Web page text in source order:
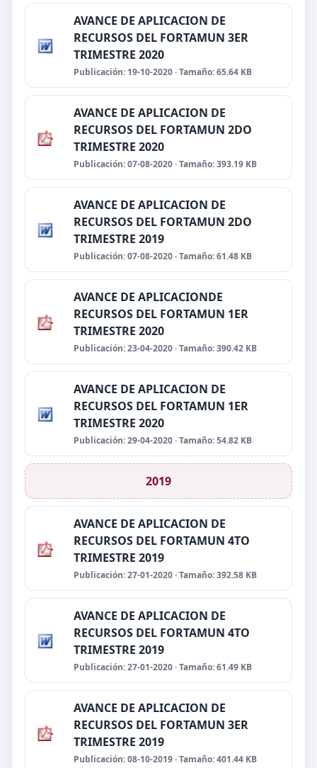
AVANCE DE APLICACION DE
RECURSOS DEL FORTAMUN 3ER
TRIMESTRE 2020
Publicación: 19-10-2020 · Tamaño: 65.64 KB
AVANCE DE APLICACION DE
RECURSOS DEL FORTAMUN 2DO
TRIMESTRE 2020
Publicación: 07-08-2020 · Tamaño: 393.19 KB
AVANCE DE APLICACION DE
RECURSOS DEL FORTAMUN 2DO
TRIMESTRE 2019
Publicación: 07-08-2020 · Tamaño: 61.48 KB
AVANCE DE APLICACIONDE
RECURSOS DEL FORTAMUN 1ER
TRIMESTRE 2020
Publicación: 23-04-2020 · Tamaño: 390.42 KB
AVANCE DE APLICACION DE
RECURSOS DEL FORTAMUN 1ER
TRIMESTRE 2020
Publicación: 29-04-2020 · Tamaño: 54.82 KB
2019
AVANCE DE APLICACION DE
RECURSOS DEL FORTAMUN 4TO
TRIMESTRE 2019
Publicación: 27-01-2020 · Tamaño: 392.58 KB
AVANCE DE APLICACION DE
RECURSOS DEL FORTAMUN 4TO
TRIMESTRE 2019
Publicación: 27-01-2020 · Tamaño: 61.49 KB
AVANCE DE APLICACION DE
RECURSOS DEL FORTAMUN 3ER
TRIMESTRE 2019
Publicación: 08-10-2019 · Tamaño: 401.44 KB